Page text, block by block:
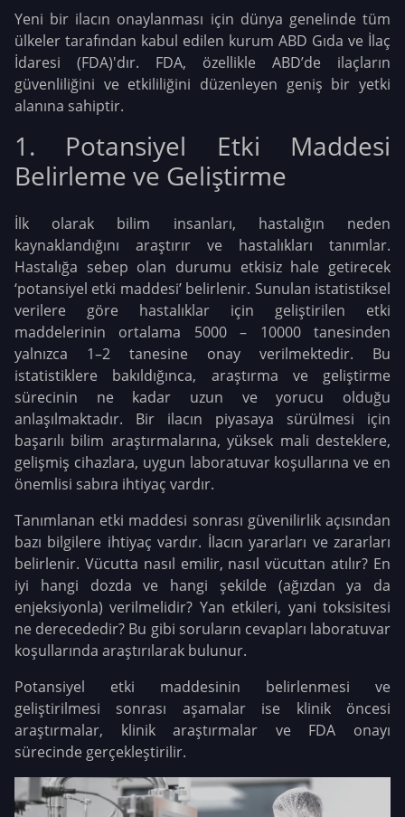
Yeni bir ilacın onaylanması için dünya genelinde tüm
ülkeler tarafından kabul edilen kurum ABD Gıda ve İlaç
İdaresi (FDA)'dır. FDA, özellikle ABD’de ilaçların
güvenliliğini ve etkililiğini düzenleyen geniş bir yetki
alanına sahiptir.
1. Potansiyel Etki Maddesi
Belirleme ve Geliştirme
İlk olarak bilim insanları, hastalığın neden
kaynaklandığını araştırır ve hastalıkları tanımlar.
Hastalığa sebep olan durumu etkisiz hale getirecek
‘potansiyel etki maddesi’ belirlenir. Sunulan istatistiksel
verilere göre hastalıklar için geliştirilen etki
maddelerinin ortalama 5000 – 10000 tanesinden
yalnızca 1–2 tanesine onay verilmektedir. Bu
istatistiklere bakıldığınca, araştırma ve geliştirme
sürecinin ne kadar uzun ve yorucu olduğu
anlaşılmaktadır. Bir ilacın piyasaya sürülmesi için
başarılı bilim araştırmalarına, yüksek mali desteklere,
gelişmiş cihazlara, uygun laboratuvar koşullarına ve en
önemlisi sabıra ihtiyaç vardır.
Tanımlanan etki maddesi sonrası güvenilirlik açısından
bazı bilgilere ihtiyaç vardır. İlacın yararları ve zararları
belirlenir. Vücutta nasıl emilir, nasıl vücuttan atılır? En
iyi hangi dozda ve hangi şekilde (ağızdan ya da
enjeksiyonla) verilmelidir? Yan etkileri, yani toksisitesi
ne derecededir? Bu gibi soruların cevapları laboratuvar
koşullarında araştırılarak bulunur.
Potansiyel etki maddesinin belirlenmesi ve
geliştirilmesi sonrası aşamalar ise klinik öncesi
araştırmalar, klinik araştırmalar ve FDA onayı
sürecinde gerçekleştirilir.